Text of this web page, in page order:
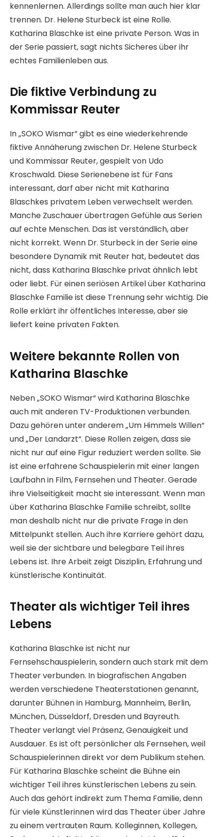
kennenlernen. Allerdings sollte man auch hier klar
trennen. Dr. Helene Sturbeck ist eine Rolle.
Katharina Blaschke ist eine private Person. Was in
der Serie passiert, sagt nichts Sicheres über ihr
echtes Familienleben aus.
Die fiktive Verbindung zu
Kommissar Reuter
In „SOKO Wismar“ gibt es eine wiederkehrende
fiktive Annäherung zwischen Dr. Helene Sturbeck
und Kommissar Reuter, gespielt von Udo
Kroschwald. Diese Serienebene ist für Fans
interessant, darf aber nicht mit Katharina
Blaschkes privatem Leben verwechselt werden.
Manche Zuschauer übertragen Gefühle aus Serien
auf echte Menschen. Das ist verständlich, aber
nicht korrekt. Wenn Dr. Sturbeck in der Serie eine
besondere Dynamik mit Reuter hat, bedeutet das
nicht, dass Katharina Blaschke privat ähnlich lebt
oder liebt. Für einen seriösen Artikel über Katharina
Blaschke Familie ist diese Trennung sehr wichtig. Die
Rolle erklärt ihr öffentliches Interesse, aber sie
liefert keine privaten Fakten.
Weitere bekannte Rollen von
Katharina Blaschke
Neben „SOKO Wismar“ wird Katharina Blaschke
auch mit anderen TV-Produktionen verbunden.
Dazu gehören unter anderem „Um Himmels Willen“
und „Der Landarzt“. Diese Rollen zeigen, dass sie
nicht nur auf eine Figur reduziert werden sollte. Sie
ist eine erfahrene Schauspielerin mit einer langen
Laufbahn in Film, Fernsehen und Theater. Gerade
ihre Vielseitigkeit macht sie interessant. Wenn man
über Katharina Blaschke Familie schreibt, sollte
man deshalb nicht nur die private Frage in den
Mittelpunkt stellen. Auch ihre Karriere gehört dazu,
weil sie der sichtbare und belegbare Teil ihres
Lebens ist. Ihre Arbeit zeigt Disziplin, Erfahrung und
künstlerische Kontinuität.
Theater als wichtiger Teil ihres
Lebens
Katharina Blaschke ist nicht nur
Fernsehschauspielerin, sondern auch stark mit dem
Theater verbunden. In biografischen Angaben
werden verschiedene Theaterstationen genannt,
darunter Bühnen in Hamburg, Mannheim, Berlin,
München, Düsseldorf, Dresden und Bayreuth.
Theater verlangt viel Präsenz, Genauigkeit und
Ausdauer. Es ist oft persönlicher als Fernsehen, weil
Schauspielerinnen direkt vor dem Publikum stehen.
Für Katharina Blaschke scheint die Bühne ein
wichtiger Teil ihres künstlerischen Lebens zu sein.
Auch das gehört indirekt zum Thema Familie, denn
für viele Künstlerinnen wird das Theater über Jahre
zu einem vertrauten Raum. Kolleginnen, Kollegen,